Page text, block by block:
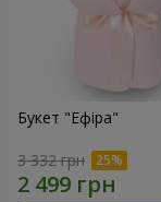
Букет "Ефіра"
3 332 грн